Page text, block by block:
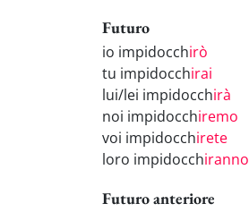
Futuro
io impidocchirò
tu impidocchirai
lui/lei impidocchirà
noi impidocchiremo
voi impidocchirete
loro impidocchiranno
Futuro anteriore